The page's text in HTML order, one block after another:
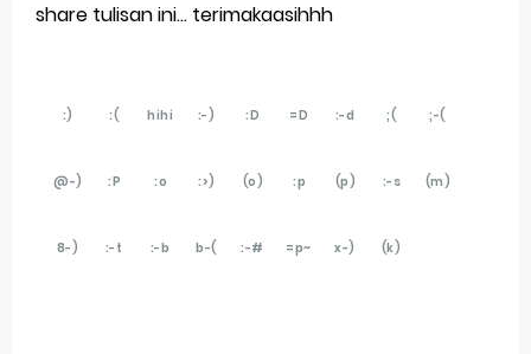
share tulisan ini... terimakaasihhh
:) :( hihi :-) :D =D :-d ;( ;-(
@-) :P :o :>) (o) :p (p) :-s (m)
8-) :-t :-b b-( :-# =p~ x-) (k)